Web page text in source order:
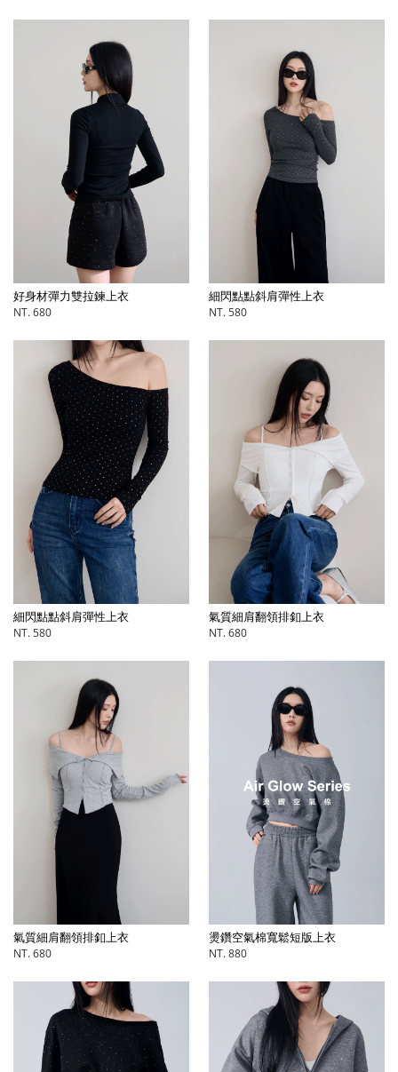
好身材彈力雙拉鍊上衣
NT. 680
細閃點點斜肩彈性上衣
NT. 580
細閃點點斜肩彈性上衣
NT. 580
氣質細肩翻領排釦上衣
NT. 680
氣質細肩翻領排釦上衣
NT. 680
燙鑽空氣棉寬鬆短版上衣
NT. 880